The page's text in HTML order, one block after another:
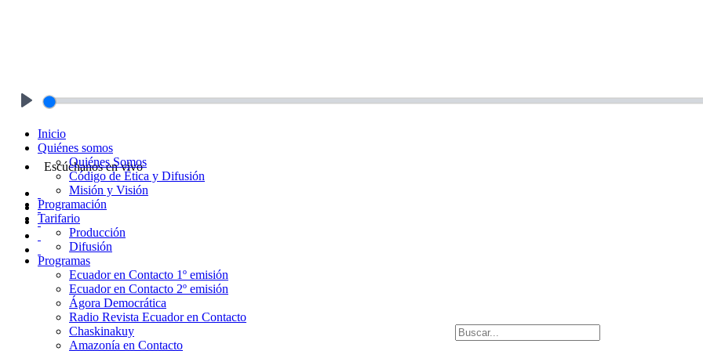
Escúchanos en vivo
Inicio
Quiénes somos
Quiénes Somos
Código de Ética y Difusión
Misión y Visión
Programación
Tarifario
Producción
Difusión
Programas
Ecuador en Contacto 1º emisión
Ecuador en Contacto 2º emisión
Ágora Democrática
Radio Revista Ecuador en Contacto
Chaskinakuy
Amazonía en Contacto